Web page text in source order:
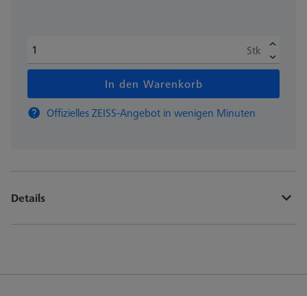
Stk
In den Warenkorb
Offizielles ZEISS-Angebot in wenigen Minuten
Details